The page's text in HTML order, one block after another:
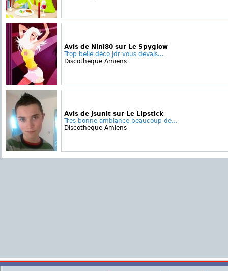
Avis de Nini80 sur Le Spyglow
Trop belle déco jdr vous devais...
Discotheque Amiens
Avis de Jsunit sur Le Lipstick
Tres bonne ambiance beaucoup de...
Discotheque Amiens